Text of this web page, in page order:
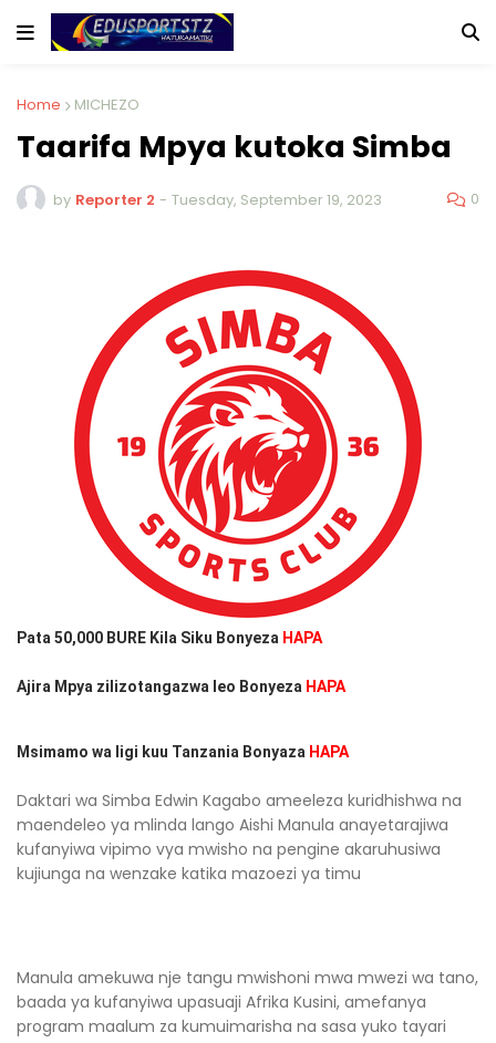
Home MICHEZO
Taarifa Mpya kutoka Simba
by Reporter 2 - Tuesday, September 19, 2023 0
Pata 50,000 BURE Kila Siku Bonyeza HAPA
Ajira Mpya zilizotangazwa leo Bonyeza HAPA
Msimamo wa ligi kuu Tanzania Bonyaza HAPA
Daktari wa Simba Edwin Kagabo ameeleza kuridhishwa na
maendeleo ya mlinda lango Aishi Manula anayetarajiwa
kufanyiwa vipimo vya mwisho na pengine akaruhusiwa
kujiunga na wenzake katika mazoezi ya timu
Manula amekuwa nje tangu mwishoni mwa mwezi wa tano,
baada ya kufanyiwa upasuaji Afrika Kusini, amefanya
program maalum za kumuimarisha na sasa yuko tayari